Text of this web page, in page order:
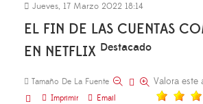
Jueves, 17 Marzo 2022 18:14
EL FIN DE LAS CUENTAS
EN NETFLIX Destacado
Tamaño De La Fuente
Imprimir
Email
Valora este